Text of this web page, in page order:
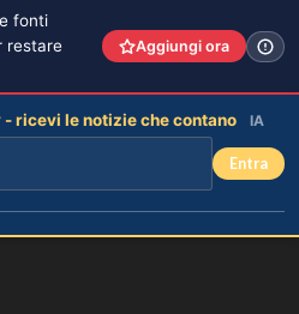
fonti
restare
Aggiungi ora
ricevi le notizie che contano IA
Entra